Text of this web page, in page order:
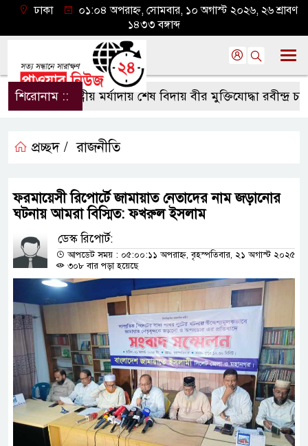
ঢাকা
০১:০৪ অপরাহ্ন, সোমবার, ১০ অগাস্ট ২০২৬, ২৬ শ্রাবণ
১৪৩৩ বঙ্গাব্দ
শিরোনাম ::রাষ্ট্রীয় মর্যাদায় শেষ বিদায় বীর মুক্তিযোদ্ধা রবীন্দ্র চন্দকে
প্রচ্ছদ / রাজনীতি
ফরমায়েসী রিপোর্টে জামায়াত নেতাদের নাম জড়ানোর
ঘটনায় আমরা বিস্মিত: ফখরুল ইসলাম
ডেস্ক রিপোর্ট:
আপডেট সময় : ০৫:০০:১১ অপরাহ্ন, বৃহস্পতিবার, ২১ অগাস্ট ২০২৫
৩০৮ বার পড়া হয়েছে